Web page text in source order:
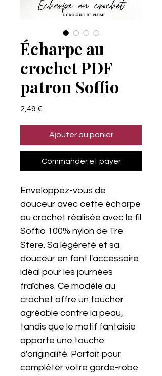
Écharpe au
crochet PDF
patron Soffio
2,49 €
Ajouter au panier
Commander et payer
Enveloppez-vous de
douceur avec cette écharpe
au crochet réalisée avec le fil
Soffio 100% nylon de Tre
Sfere. Sa légèreté et sa
douceur en font l'accessoire
idéal pour les journées
fraîches. Ce modèle au
crochet offre un toucher
agréable contre la peau,
tandis que le motif fantaisie
apporte une touche
d'originalité. Parfait pour
compléter votre garde-robe